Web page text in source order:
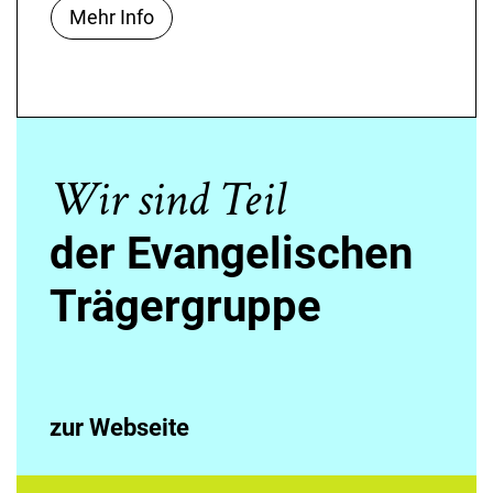
Mehr Info
Wir sind Teil
der Evangelischen
Trägergruppe
zur Webseite